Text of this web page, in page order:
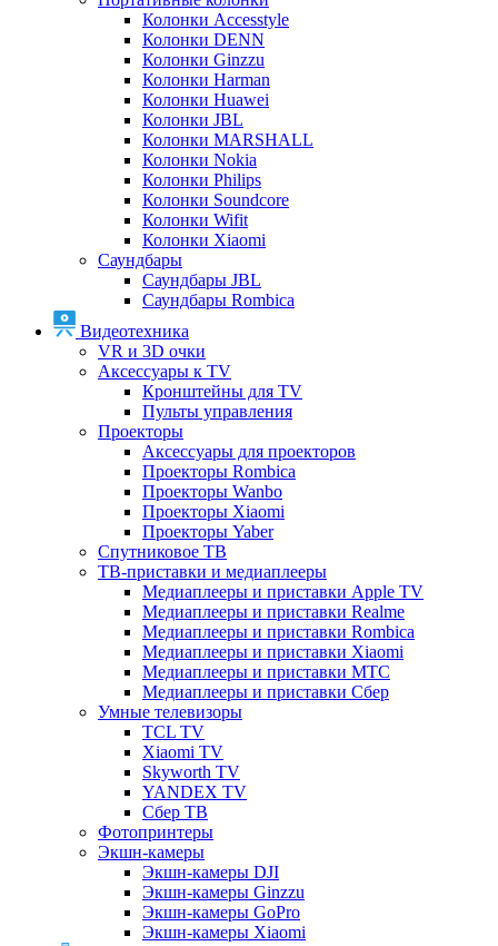
Колонки Accesstyle
Колонки DENN
Колонки Ginzzu
Колонки Harman
Колонки Huawei
Колонки JBL
Колонки MARSHALL
Колонки Nokia
Колонки Philips
Колонки Soundcore
Колонки Wifit
Колонки Xiaomi
Саундбары
Саундбары JBL
Саундбары Rombica
Видеотехника
VR и 3D очки
Аксессуары к TV
Кронштейны для TV
Пульты управления
Проекторы
Аксессуары для проекторов
Проекторы Rombica
Проекторы Wanbo
Проекторы Xiaomi
Проекторы Yaber
Спутниковое ТВ
ТВ-приставки и медиаплееры
Медиаплееры и приставки Apple TV
Медиаплееры и приставки Realme
Медиаплееры и приставки Rombica
Медиаплееры и приставки Xiaomi
Медиаплееры и приставки МТС
Медиаплееры и приставки Сбер
Умные телевизоры
TCL TV
Xiaomi TV
Skyworth TV
YANDEX TV
Сбер ТВ
Фотопринтеры
Экшн-камеры
Экшн-камеры DJI
Экшн-камеры Ginzzu
Экшн-камеры GoPro
Экшн-камеры Xiaomi